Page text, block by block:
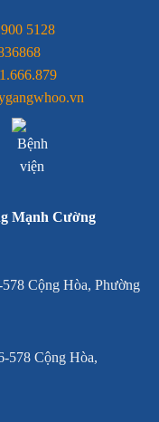
5128
Mạnh Cường
578 Cộng Hòa, Phường
578 Cộng Hòa,